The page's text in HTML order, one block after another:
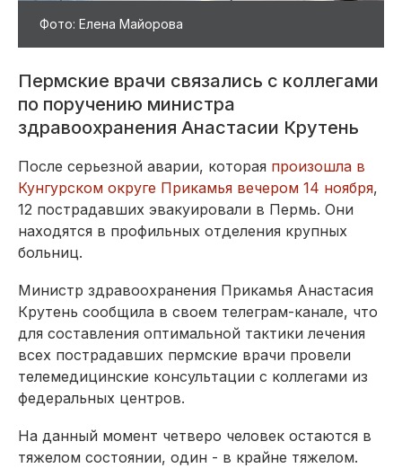
Фото: Елена Майорова
Пермские врачи связались с коллегами
по поручению министра
здравоохранения Анастасии Крутень
После серьезной аварии, которая произошла в
Кунгурском округе Прикамья вечером 14 ноября,
12 пострадавших эвакуировали в Пермь. Они
находятся в профильных отделения крупных
больниц.
Министр здравоохранения Прикамья Анастасия
Крутень сообщила в своем телеграм-канале, что
для составления оптимальной тактики лечения
всех пострадавших пермские врачи провели
телемедицинские консультации с коллегами из
федеральных центров.
На данный момент четверо человек остаются в
тяжелом состоянии, один - в крайне тяжелом.